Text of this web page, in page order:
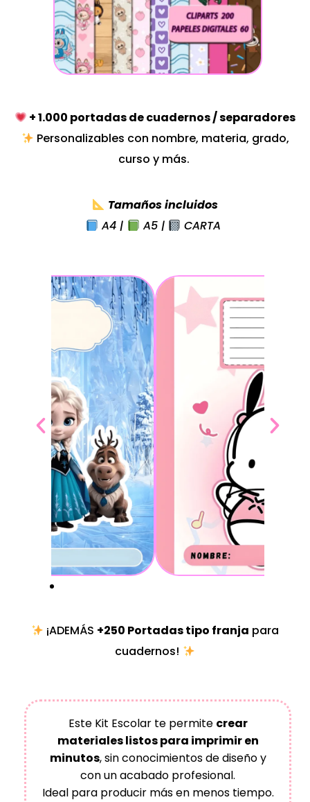
+1.000 portadas de cuadernos / separadores
Personalizables con nombre, materia, grado,
curso y más.
Tamaños incluidos
A4 |
A5 | CARTA
¡ADEMÁS +250 Portadas tipo franja para
cuadernos!
Este Kit Escolar te permite crear
materiales listos para imprimir en
minutos, sin conocimientos de diseño y
con un acabado profesional.
Ideal para producir más en menos tiempo.